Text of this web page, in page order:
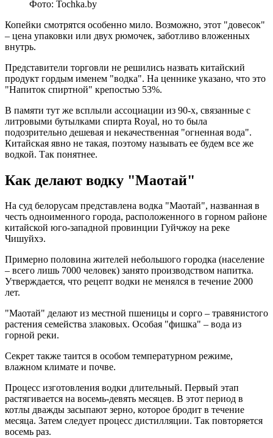
Фото: Tochka.by
Копейки смотрятся особенно мило. Возможно, этот "довесок"
– цена упаковки или двух рюмочек, заботливо вложенных
внутрь.
Представители торговли не решились назвать китайский
продукт гордым именем "водка". На ценнике указано, что это
"Напиток спиртной" крепостью 53%.
В памяти тут же всплыли ассоциации из 90-х, связанные с
литровыми бутылками спирта Royal, но то была
подозрительно дешевая и некачественная "огненная вода".
Китайская явно не такая, поэтому называть ее будем все же
водкой. Так понятнее.
Как делают водку "Маотай"
На суд белорусам представлена водка "Маотай", названная в
честь одноименного города, расположенного в горном районе
китайской юго-западной провинции Гуйчжоу на реке
Чишуйхэ.
Примерно половина жителей небольшого городка (население
– всего лишь 7000 человек) занято производством напитка.
Утверждается, что рецепт водки не менялся в течение 2000
лет.
"Маотай" делают из местной пшеницы и сорго – травянистого
растения семейства злаковых. Особая "фишка" – вода из
горной реки.
Секрет также таится в особом температурном режиме,
влажном климате и почве.
Процесс изготовления водки длительный. Первый этап
растягивается на восемь-девять месяцев. В этот период в
котлы дважды засыпают зерно, которое бродит в течение
месяца. Затем следует процесс дистилляции. Так повторяется
восемь раз.